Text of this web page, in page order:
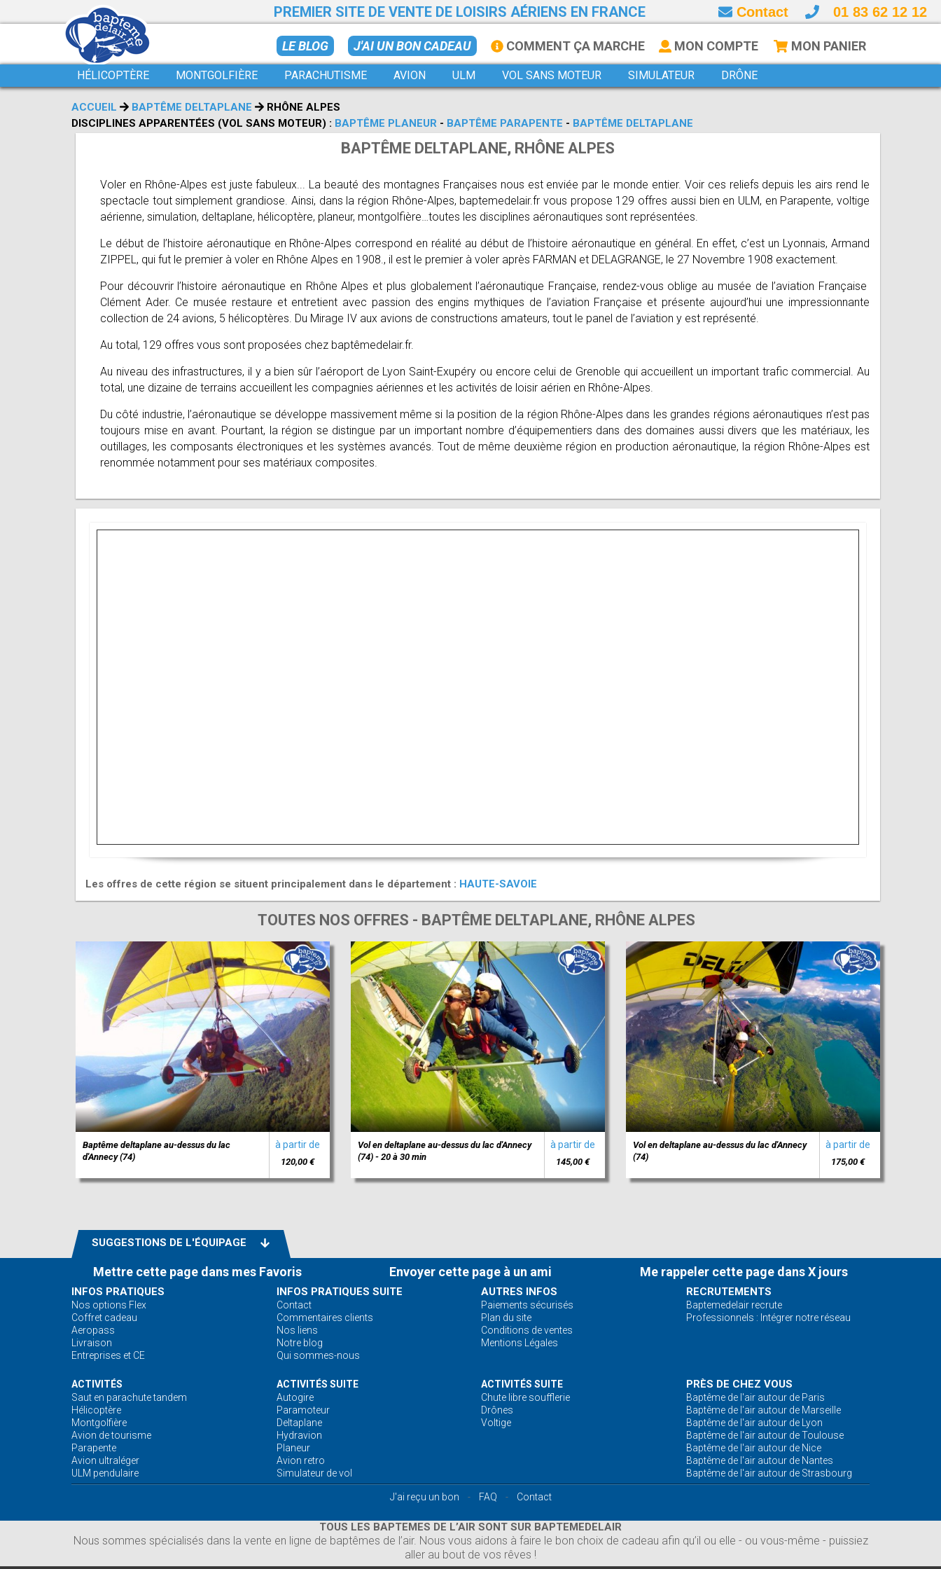
PREMIER SITE DE VENTE DE LOISIRS AÉRIENS EN FRANCE Contact 01 83 62 12 12
LE BLOG J'AI UN BON CADEAU COMMENT ÇA MARCHE MON COMPTE MON PANIER
HÉLICOPTÈRE MONTGOLFIÈRE PARACHUTISME AVION ULM VOL SANS MOTEUR SIMULATEUR DRÔNE
ACCUEIL BAPTÊME DELTAPLANE
RHÔNE ALPES
DISCIPLINES APPARENTÉES (VOL SANS MOTEUR) : BAPTÊME PLANEUR - BAPTÊME PARAPENTE - BAPTÊME DELTAPLANE
BAPTÊME DELTAPLANE, RHÔNE ALPES
Voler en Rhône-Alpes est juste fabuleux... La beauté des montagnes Françaises nous est enviée par le monde entier. Voir ces reliefs depuis les airs rend le
spectacle tout simplement grandiose. Ainsi, dans la région Rhône-Alpes, baptemedelair.fr vous propose 129 offres aussi bien en ULM, en Parapente, voltige
aérienne, simulation, deltaplane, hélicoptère, planeur, montgolfière…toutes les disciplines aéronautiques sont représentées.
Le début de l’histoire aéronautique en Rhône-Alpes correspond en réalité au début de l’histoire aéronautique en général. En effet, c’est un Lyonnais, Armand
ZIPPEL, qui fut le premier à voler en Rhône Alpes en 1908., il est le premier à voler après FARMAN et DELAGRANGE, le 27 Novembre 1908 exactement.
Pour découvrir l’histoire aéronautique en Rhône Alpes et plus globalement l’aéronautique Française, rendez-vous oblige au musée de l’aviation Française
Clément Ader. Ce musée restaure et entretient avec passion des engins mythiques de l’aviation Française et présente aujourd’hui une impressionnante
collection de 24 avions, 5 hélicoptères. Du Mirage IV aux avions de constructions amateurs, tout le panel de l’aviation y est représenté.
Au total, 129 offres vous sont proposées chez baptêmedelair.fr.
Au niveau des infrastructures, il y a bien sûr l’aéroport de Lyon Saint-Exupéry ou encore celui de Grenoble qui accueillent un important trafic commercial. Au
total, une dizaine de terrains accueillent les compagnies aériennes et les activités de loisir aérien en Rhône-Alpes.
Du côté industrie, l’aéronautique se développe massivement même si la position de la région Rhône-Alpes dans les grandes régions aéronautiques n’est pas
toujours mise en avant. Pourtant, la région se distingue par un important nombre d’équipementiers dans des domaines aussi divers que les matériaux, les
outillages, les composants électroniques et les systèmes avancés. Tout de même deuxième région en production aéronautique, la région Rhône-Alpes est
renommée notamment pour ses matériaux composites.
Les offres de cette région se situent principalement dans le département : HAUTE-SAVOIE
TOUTES NOS OFFRES - BAPTÊME DELTAPLANE, RHÔNE ALPES
Baptême deltaplane au-dessus du lac
d'Annecy (74)
à partir de
120,00 €
Vol en deltaplane au-dessus du lac d'Annecy
(74) - 20 à 30 min
à partir de
145,00 €
Vol en deltaplane au-dessus du lac d'Annecy
(74)
à partir de
175,00 €
SUGGESTIONS DE L'ÉQUIPAGE
Mettre cette page dans mes Favoris Envoyer cette page à un ami Me rappeler cette page dans X jours
INFOS PRATIQUES
Nos options Flex
Coffret cadeau
Aeropass
Livraison
Entreprises et CE
INFOS PRATIQUES SUITE
Contact
Commentaires clients
Nos liens
Notre blog
Qui sommes-nous
AUTRES INFOS
Paiements sécurisés
Plan du site
Conditions de ventes
Mentions Légales
RECRUTEMENTS
Baptemedelair recrute
Professionnels : Intégrer notre réseau
ACTIVITÉS
Saut en parachute tandem
Hélicoptère
Montgolfière
Avion de tourisme
Parapente
Avion ultraléger
ULM pendulaire
ACTIVITÉS SUITE
Autogire
Paramoteur
Deltaplane
Hydravion
Planeur
Avion retro
Simulateur de vol
ACTIVITÉS SUITE
Chute libre soufflerie
Drônes
Voltige
PRÈS DE CHEZ VOUS
Baptême de l'air autour de Paris
Baptême de l'air autour de Marseille
Baptême de l'air autour de Lyon
Baptême de l'air autour de Toulouse
Baptême de l'air autour de Nice
Baptême de l'air autour de Nantes
Baptême de l'air autour de Strasbourg
J'ai reçu un bon - FAQ - Contact
TOUS LES BAPTEMES DE L’AIR SONT SUR BAPTEMEDELAIR
Nous sommes spécialisés dans la vente en ligne de baptêmes de l’air. Nous vous aidons à faire le bon choix de cadeau afin qu’il ou elle - ou vous-même - puissiez
aller au bout de vos rêves !